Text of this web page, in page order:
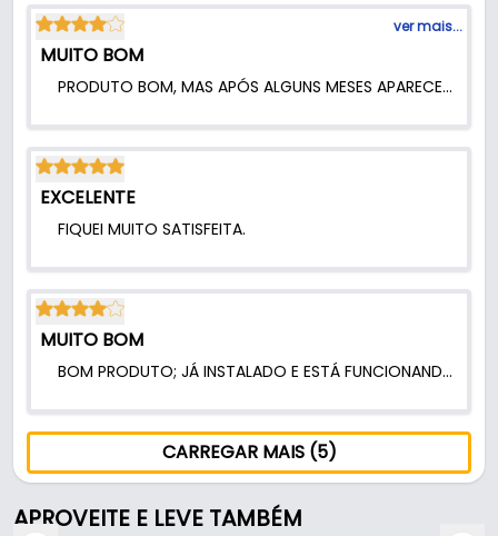
ver mais...
MUITO BOM
PRODUTO BOM, MAS APÓS ALGUNS MESES APARECEU FERRUGEM. INSTALEI A FECHADURA EM UM GUARDA-ROUPA NO APARTAMENTO DE PRAIA.
EXCELENTE
FIQUEI MUITO SATISFEITA.
MUITO BOM
BOM PRODUTO; JÁ INSTALADO E ESTÁ FUNCIONANDO NORMALMENTE.
CARREGAR MAIS (5)
APROVEITE E LEVE TAMBÉM